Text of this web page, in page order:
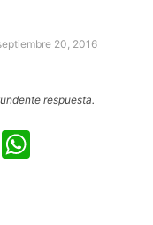
20, 2016
respuesta.
Threads